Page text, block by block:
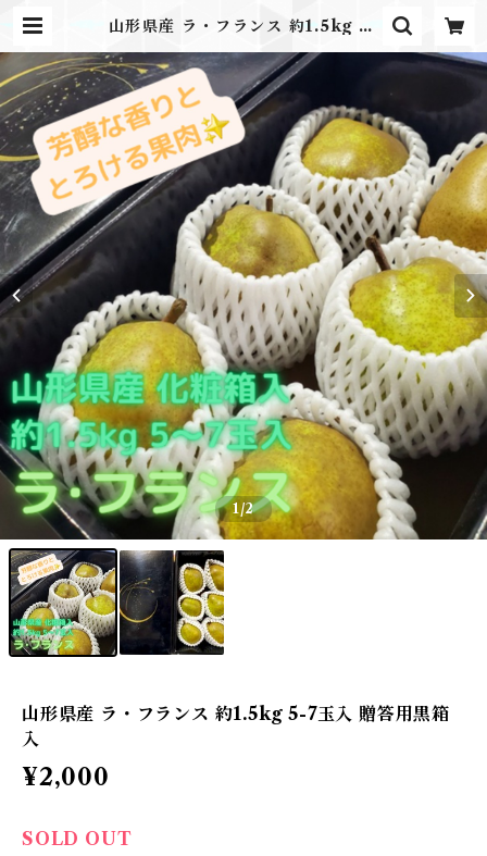
山形県産 ラ・フランス 約1.5kg 5-
ほり
1/2
山形県産 ラ・フランス 約1.5kg 5-7玉入 贈答用黒箱
入
¥2,000
SOLD OUT